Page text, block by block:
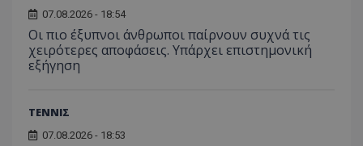
07.08.2026 - 18:54
Οι πιο έξυπνοι άνθρωποι παίρνουν συχνά τις
χειρότερες αποφάσεις. Υπάρχει επιστημονική
εξήγηση
ΤΕΝΝΙΣ
07.08.2026 - 18:53